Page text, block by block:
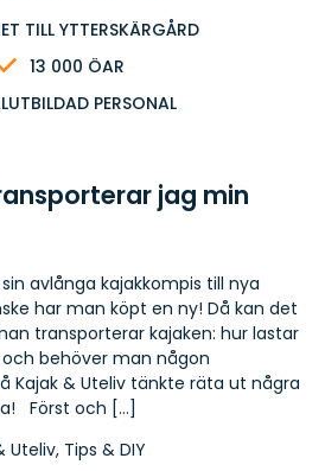
TILL YTTERSKÄRGÅRD
13 000 ÖAR
PERSONAL
jag min
avlånga kajakkompis till nya
har man köpt en ny! Då kan det
transporterar kajaken: hur lastar
behöver man någon
Kajak & Uteliv tänkte räta ut några
Först och […]
Uteliv, Tips & DIY